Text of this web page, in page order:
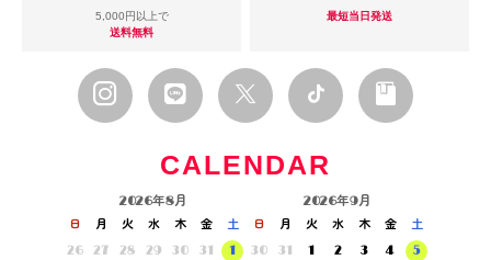
5,000円以上で
送料無料
最短当日発送
CALENDAR
2026年8月
日 月 火 水 木 金
土
26
27 28 29 30 31
1
2026年9月
日 月 火 水 木 金
土
30
31 1 2 3 4
5